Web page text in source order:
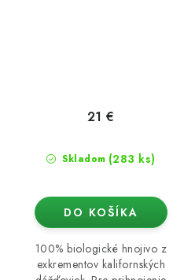
Skladom (283 ks)
21 €
DO KOŠÍKA
100% biologické hnojivo z
exkrementov kalifornských